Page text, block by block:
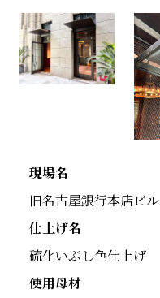
現場名
旧名古屋銀行本店ビル
仕上げ名
硫化いぶし色仕上げ
使用母材